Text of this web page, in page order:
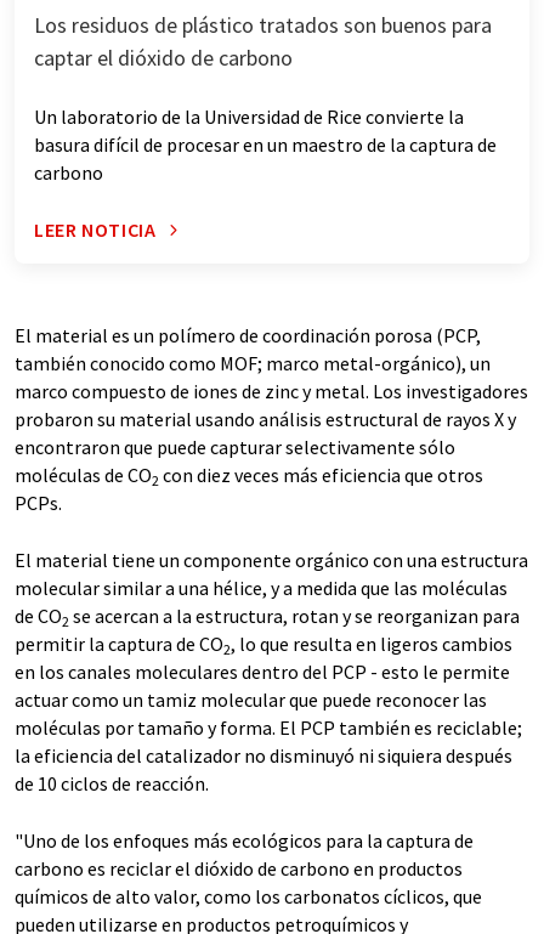
Los residuos de plástico tratados son buenos para
captar el dióxido de carbono
Un laboratorio de la Universidad de Rice convierte la
basura difícil de procesar en un maestro de la captura de
carbono
LEER NOTICIA
El material es un polímero de coordinación porosa (PCP,
también conocido como MOF; marco metal-orgánico), un
marco compuesto de iones de zinc y metal. Los investigadores
probaron su material usando análisis estructural de rayos X y
encontraron que puede capturar selectivamente sólo
moléculas de CO2 con diez veces más eficiencia que otros
PCPs.
El material tiene un componente orgánico con una estructura
molecular similar a una hélice, y a medida que las moléculas
de CO2 se acercan a la estructura, rotan y se reorganizan para
permitir la captura de CO2, lo que resulta en ligeros cambios
en los canales moleculares dentro del PCP - esto le permite
actuar como un tamiz molecular que puede reconocer las
moléculas por tamaño y forma. El PCP también es reciclable;
la eficiencia del catalizador no disminuyó ni siquiera después
de 10 ciclos de reacción.
"Uno de los enfoques más ecológicos para la captura de
carbono es reciclar el dióxido de carbono en productos
químicos de alto valor, como los carbonatos cíclicos, que
pueden utilizarse en productos petroquímicos y